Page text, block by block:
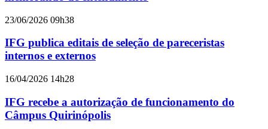
23/06/2026 09h38
IFG publica editais de seleção de pareceristas
internos e externos
16/04/2026 14h28
IFG recebe a autorização de funcionamento do
Câmpus Quirinópolis